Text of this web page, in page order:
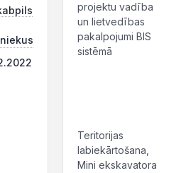
projektu vadība
un lietvedības
pakalpojumi BIS
sistēmā
Teritorijas
labiekārtošana,
Mini ekskavatora